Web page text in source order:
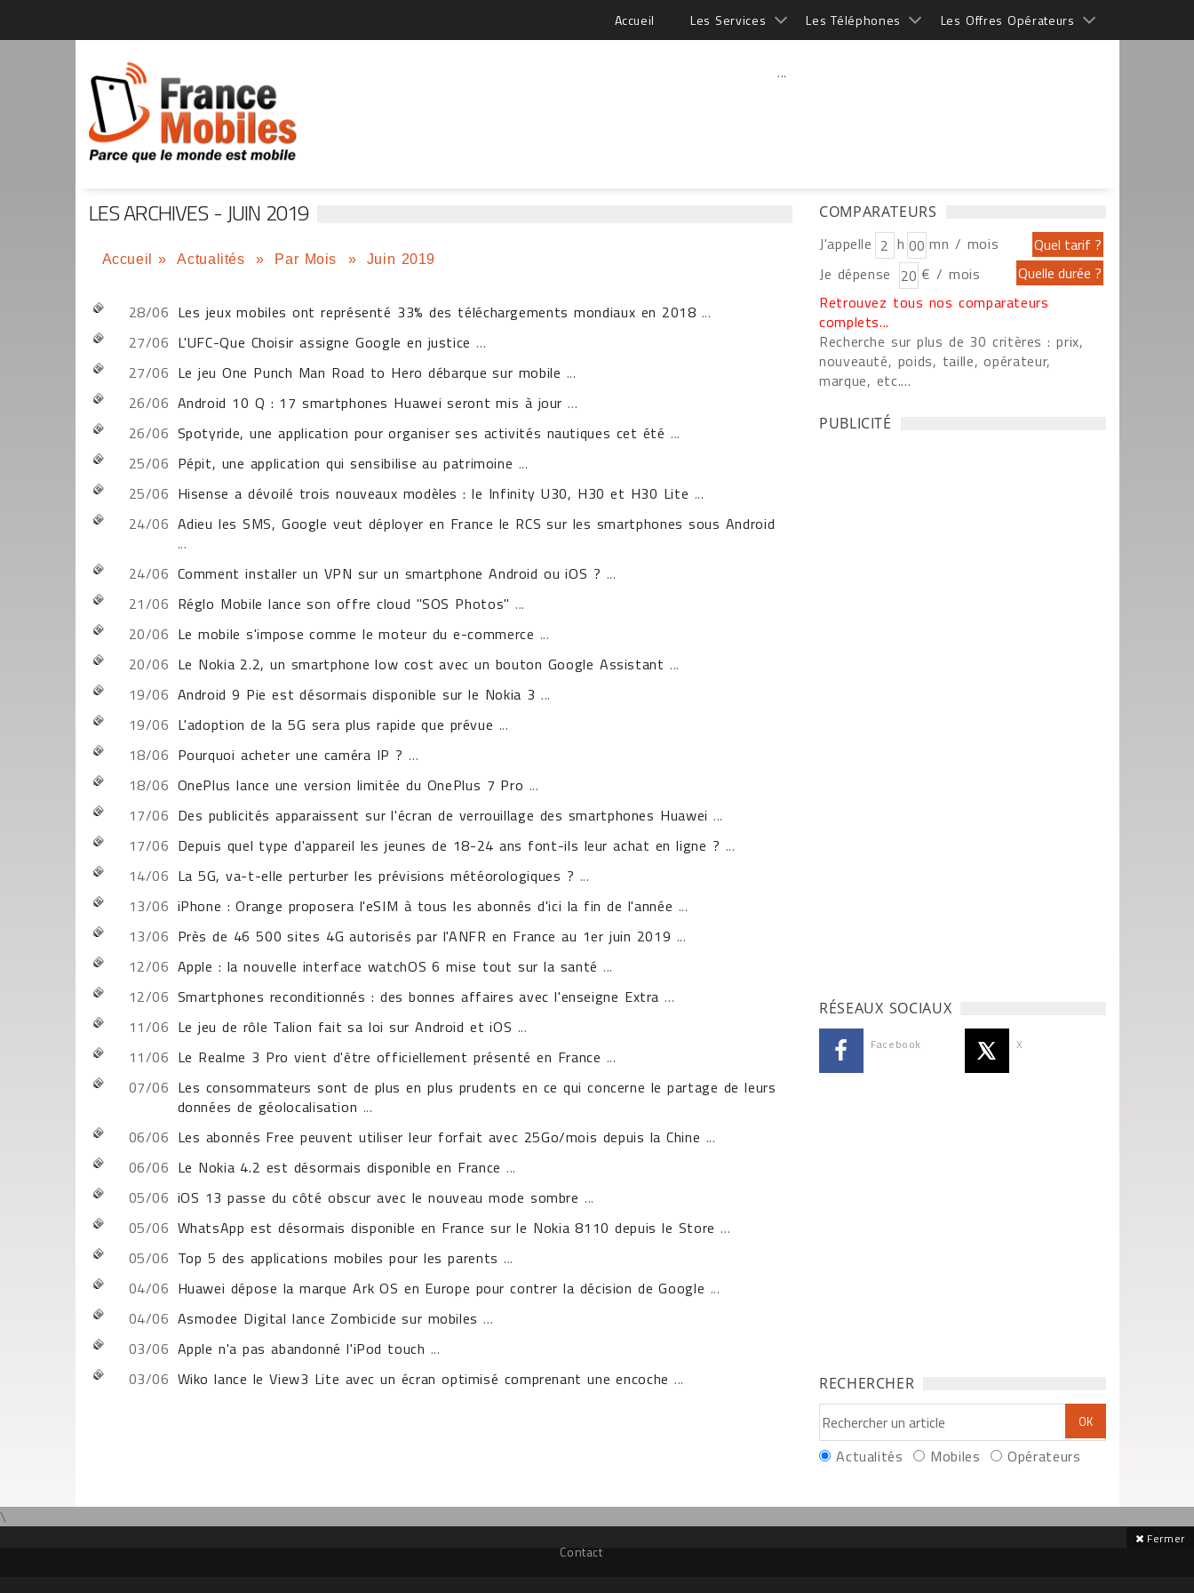
Accueil Les Services Les Téléphones Les Offres Opérateurs
...
LES ARCHIVES - JUIN 2019
Accueil » Actualités » Par Mois » Juin 2019
28/06 Les jeux mobiles ont représenté 33% des téléchargements mondiaux en 2018 ...
27/06 L'UFC-Que Choisir assigne Google en justice ...
27/06 Le jeu One Punch Man Road to Hero débarque sur mobile ...
26/06 Android 10 Q : 17 smartphones Huawei seront mis à jour ...
26/06 Spotyride, une application pour organiser ses activités nautiques cet été ...
25/06 Pépit, une application qui sensibilise au patrimoine ...
25/06 Hisense a dévoilé trois nouveaux modèles : le Infinity U30, H30 et H30 Lite ...
24/06 Adieu les SMS, Google veut déployer en France le RCS sur les smartphones sous Android
...
24/06 Comment installer un VPN sur un smartphone Android ou iOS ? ...
21/06 Réglo Mobile lance son offre cloud "SOS Photos" ...
20/06 Le mobile s'impose comme le moteur du e-commerce ...
20/06 Le Nokia 2.2, un smartphone low cost avec un bouton Google Assistant ...
19/06 Android 9 Pie est désormais disponible sur le Nokia 3 ...
19/06 L'adoption de la 5G sera plus rapide que prévue ...
18/06 Pourquoi acheter une caméra IP ? ...
18/06 OnePlus lance une version limitée du OnePlus 7 Pro ...
17/06 Des publicités apparaissent sur l'écran de verrouillage des smartphones Huawei ...
17/06 Depuis quel type d'appareil les jeunes de 18-24 ans font-ils leur achat en ligne ? ...
14/06 La 5G, va-t-elle perturber les prévisions météorologiques ? ...
13/06 iPhone : Orange proposera l'eSIM à tous les abonnés d'ici la fin de l'année ...
13/06 Près de 46 500 sites 4G autorisés par l'ANFR en France au 1er juin 2019 ...
12/06 Apple : la nouvelle interface watchOS 6 mise tout sur la santé...
12/06 Smartphones reconditionnés : des bonnes affaires avec l'enseigne Extra...
11/06 Le jeu de rôle Talion fait sa loi sur Android et iOS ...
11/06 Le Realme 3 Pro vient d'être officiellement présenté en France ...
07/06 Les consommateurs sont de plus en plus prudents en ce qui concerne le partage de leurs
données de géolocalisation ...
06/06 Les abonnés Free peuvent utiliser leur forfait avec 25Go/mois depuis la Chine ...
06/06 Le Nokia 4.2 est désormais disponible en France ...
05/06 iOS 13 passe du côté obscur avec le nouveau mode sombre ...
05/06 WhatsApp est désormais disponible en France sur le Nokia 8110 depuis le Store ...
05/06 Top 5 des applications mobiles pour les parents...
04/06 Huawei dépose la marque Ark OS en Europe pour contrer la décision de Google ...
04/06 Asmodee Digital lance Zombicide sur mobiles...
03/06 Apple n'a pas abandonné l'iPod touch ...
03/06 Wiko lance le View3 Lite avec un écran optimisé comprenant une encoche ...
COMPARATEURS
J'appelle h
mn / mois
Je dépense
€ / mois
Retrouvez tous nos comparateurs
complets...
Recherche sur plus de 30 critères : prix,
nouveauté, poids, taille, opérateur,
marque, etc....
PUBLICITÉ
RÉSEAUX SOCIAUX
Facebook X
RECHERCHER
Actualités Mobiles Opérateurs
\
Contact
Fermer